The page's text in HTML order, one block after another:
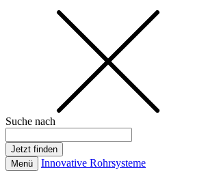
Suche nach
Menü Innovative Rohrsysteme